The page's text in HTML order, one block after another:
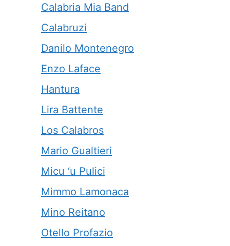
Calabria Mia Band
Calabruzi
Danilo Montenegro
Enzo Laface
Hantura
Lira Battente
Los Calabros
Mario Gualtieri
Micu ‘u Pulici
Mimmo Lamonaca
Mino Reitano
Otello Profazio